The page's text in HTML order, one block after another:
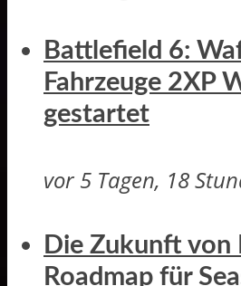
Battlefield 6:
Fahrzeuge 2XP
gestartet
vor 5 Tagen, 18
Die Zukunft von
Roadmap für